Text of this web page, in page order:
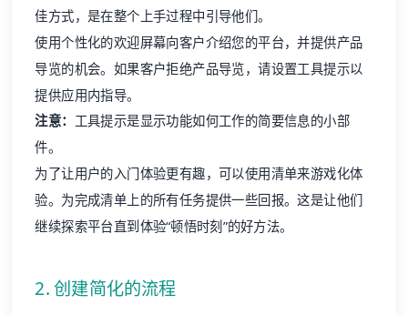
佳方式，是在整个上手过程中引导他们。
使用个性化的欢迎屏幕向客户介绍您的平台，并提供产品
导览的机会。如果客户拒绝产品导览，请设置工具提示以
提供应用内指导。
注意： 工具提示是显示功能如何工作的简要信息的小部
件。
为了让用户的入门体验更有趣，可以使用清单来游戏化体
验。为完成清单上的所有任务提供一些回报。这是让他们
继续探索平台直到体验“顿悟时刻”的好方法。
2. 创建简化的流程